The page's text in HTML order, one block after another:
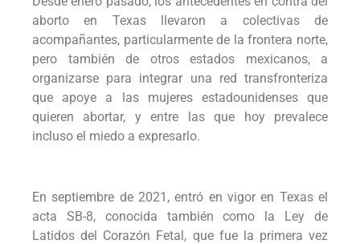
aborto en Texas llevaron a colectivas de
acompañantes, particularmente de la frontera norte,
pero también de otros estados mexicanos, a
organizarse para integrar una red transfronteriza
que apoye a las mujeres estadounidenses que
quieren abortar, y entre las que hoy prevalece
incluso el miedo a expresarlo.
En septiembre de 2021, entró en vigor en Texas el
acta SB-8, conocida también como la Ley de
Latidos del Corazón Fetal, que fue la primera vez